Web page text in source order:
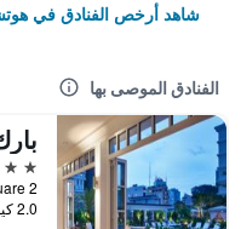
شاهد أرخص الفنادق في
الفنادق الموصى بها
5 نجوم
2.0 كيلومتر عن وسط المدينة